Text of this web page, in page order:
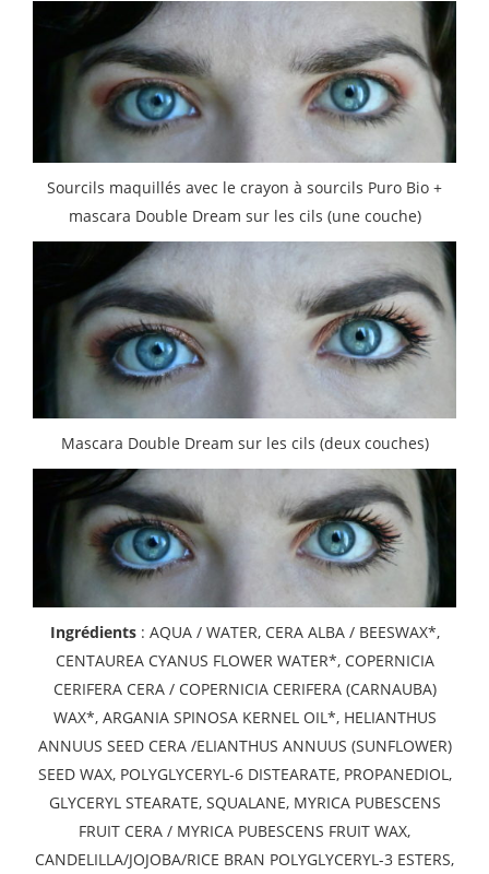
Sourcils maquillés avec le crayon à sourcils Puro Bio +
mascara Double Dream sur les cils (une couche)
Mascara Double Dream sur les cils (deux couches)
Ingrédients: AQUA / WATER, CERA ALBA / BEESWAX*,
CENTAUREA CYANUS FLOWER WATER*, COPERNICIA
CERIFERA CERA / COPERNICIA CERIFERA (CARNAUBA)
WAX*, ARGANIA SPINOSA KERNEL OIL*, HELIANTHUS
ANNUUS SEED CERA /ELIANTHUS ANNUUS (SUNFLOWER)
SEED WAX, POLYGLYCERYL-6 DISTEARATE, PROPANEDIOL,
GLYCERYL STEARATE, SQUALANE, MYRICA PUBESCENS
FRUIT CERA / MYRICA PUBESCENS FRUIT WAX,
CANDELILLA/JOJOBA/RICE BRAN POLYGLYCERYL-3 ESTERS,